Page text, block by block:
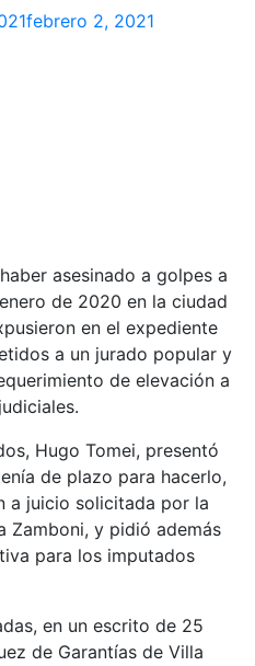
febrero 2, 2021
asesinado a golpes a
de 2020 en la ciudad
en el expediente
a un jurado popular y
de elevación a
Hugo Tomei, presentó
de plazo para hacerlo,
a juicio solicitada por la
Zamboni, y pidió además
para los imputados
en un escrito de 25
de Garantías de Villa